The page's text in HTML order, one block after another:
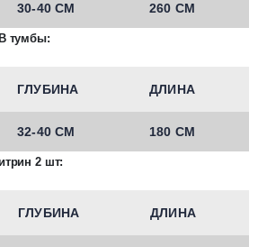
30-40 СМ 260 СМ
тумбы:
ГЛУБИНА ДЛИНА
32-40 СМ 180 СМ
2 шт:
ГЛУБИНА ДЛИНА